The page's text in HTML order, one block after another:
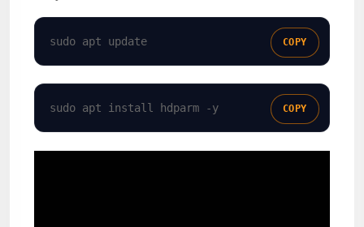
sudo apt update COPY
sudo apt install hdparm -y COPY